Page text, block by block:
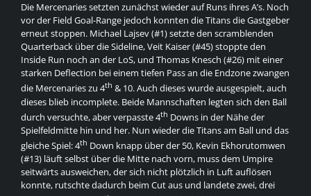
Die Mercenaries setzten zunächst wieder auf Runs ihres A’s. Noch
vor der Field Goal-Range jedoch konnten die Titans die Gastgeber
erneut stoppen. Michael Lajsev (#1) setzte den scramblenden
Quarterback über die Sideline, Veit Kaiser (#45) stoppte den
Inside Run noch an der LoS, und Thomas Knesch (#26) mit einer
starken Deflection bei einem tiefen Pass an die Endzone zwangen
die Mercenaries zu 4th & 10. Auch dieses wurde ausgespielt, auch
dieses blieb incomplete. Beide Mannschaften legten sich den Ball
durch versuchte, aber verpasste 4th Downs in der Nähe der
Spielfeldmitte hin und her. Nun wieder die Titans am Ball und das
gleiche Spiel: 4th Down knapp über der 50, Kevin Ekhorutomwen
(#13) läuft selbst über die Mitte nach vorn, muss dem Umpire
seitwärts ausweichen, der sich nicht plötzlich in Luft auflösen
konnte, rutschte dadurch beim Cut aus und landete zwei, drei